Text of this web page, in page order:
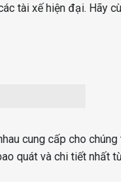
tài xế hiện đại. Hãy
cung cấp cho chúng
quát và chi tiết nhất